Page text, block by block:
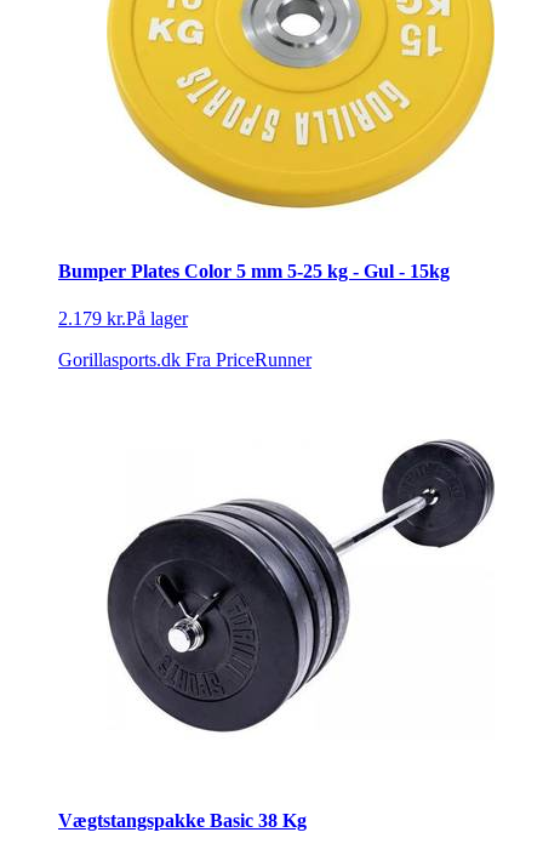
Bumper Plates Color 5 mm 5-25 kg - Gul - 15kg
2.179 kr.På lager
Gorillasports.dk Fra PriceRunner
Vægtstangspakke Basic 38 Kg